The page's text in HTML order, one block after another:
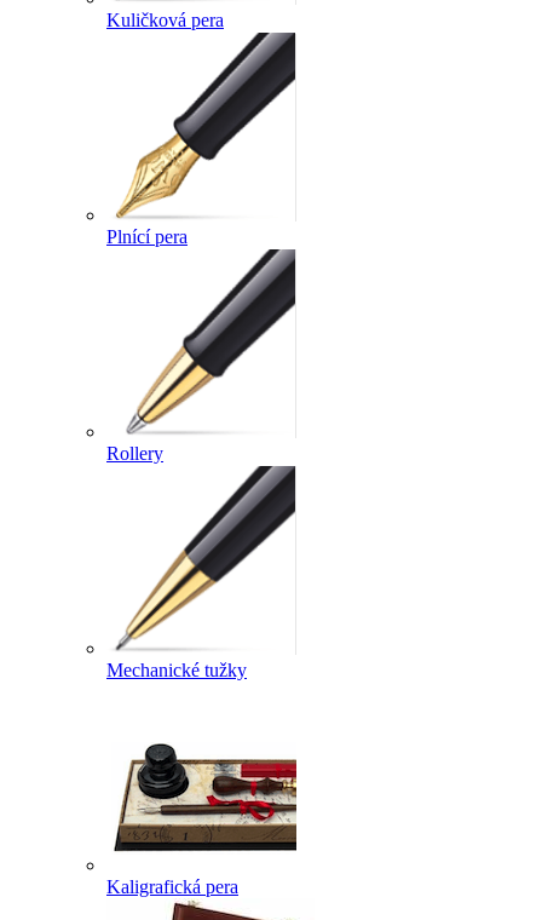
Kuličková pera
Plnící pera
Rollery
Mechanické tužky
Kaligrafická pera